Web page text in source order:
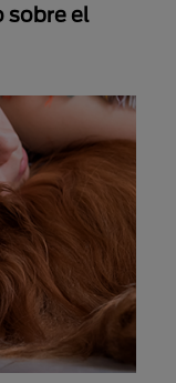
sobre el